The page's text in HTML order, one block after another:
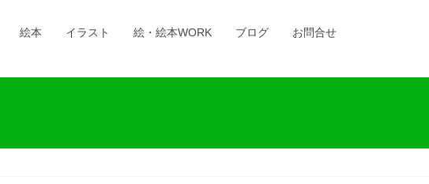
絵本 イラスト 絵・絵本WORK ブログ お問合せ